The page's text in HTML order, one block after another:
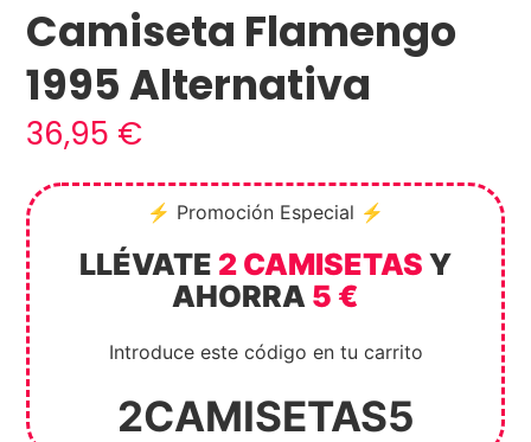
Camiseta Flamengo
1995 Alternativa
36,95 €
⚡ Promoción Especial ⚡
LLÉVATE 2 CAMISETAS Y
AHORRA 5 €
Introduce este código en tu carrito
2CAMISETAS5